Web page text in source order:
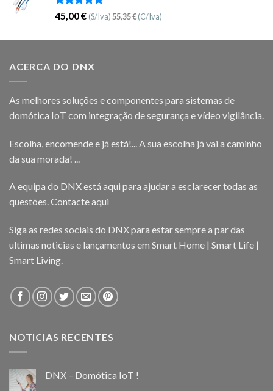
Avaliação
5.00
de 5
45,00€ (S/Iva)55,35€(C/Iva)
ACERCA DO DNX
As melhores soluções e componentes para sistemas de
domótica IoT com integração de segurança e vídeo vigilância.
Escolha, encomende e já está!... A sua escolha já vai a caminho
da sua morada! ...
A equipa do DNX está aqui para ajudar a esclarecer todas as
questões.Contacte aqui
Siga as redes sociais do DNX para estar sempre a par das
ultimas noticias e lançamentos em Smart Home | Smart Life |
Smart Living.
NOTICIAS RECENTES
DNX – Domótica IoT !